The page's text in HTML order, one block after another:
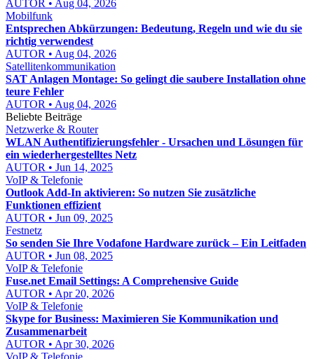
AUTOR • Aug 04, 2026
Mobilfunk
Entsprechen Abkürzungen: Bedeutung, Regeln und wie du sie
richtig verwendest
AUTOR • Aug 04, 2026
Satellitenkommunikation
SAT Anlagen Montage: So gelingt die saubere Installation ohne
teure Fehler
AUTOR • Aug 04, 2026
Beliebte Beiträge
Netzwerke & Router
WLAN Authentifizierungsfehler - Ursachen und Lösungen für
ein wiederhergestelltes Netz
AUTOR • Jun 14, 2025
VoIP & Telefonie
Outlook Add-In aktivieren: So nutzen Sie zusätzliche
Funktionen effizient
AUTOR • Jun 09, 2025
Festnetz
So senden Sie Ihre Vodafone Hardware zurück – Ein Leitfaden
AUTOR • Jun 08, 2025
VoIP & Telefonie
Fuse.net Email Settings: A Comprehensive Guide
AUTOR • Apr 20, 2026
VoIP & Telefonie
Skype for Business: Maximieren Sie Kommunikation und
Zusammenarbeit
AUTOR • Apr 30, 2026
VoIP & Telefonie